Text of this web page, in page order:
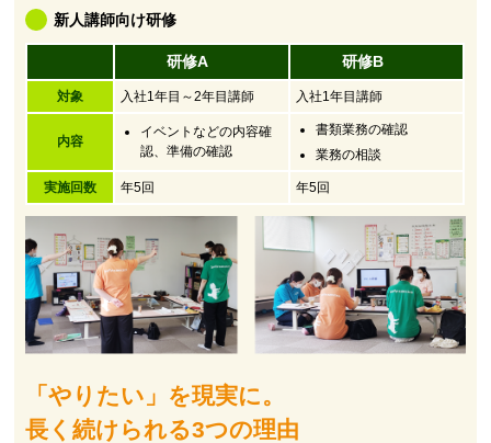
新人講師向け研修
研修A 研修B
対象 入社1年目～2年目講師 入社1年目講師
内容
イベントなどの内容確
認、準備の確認
書類業務の確認
業務の相談
実施回数 年5回 年5回
「やりたい」を現実に。
長く続けられる3つの理由